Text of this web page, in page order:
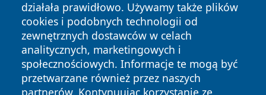
działała prawidłowo. Używamy także plików
cookies i podobnych technologii od
zewnętrznych dostawców w celach
analitycznych, marketingowych i
społecznościowych. Informacje te mogą być
przetwarzane również przez naszych
partnerów. Kontynuując korzystanie ze
Copyright © 2026 myslowicki24.pl Wszystkie prawa